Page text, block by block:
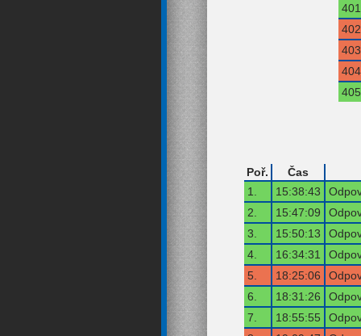
401
402
403
404
405
Poř.
Čas
1.
15:38:43
2.
15:47:09
3.
15:50:13
4.
16:34:31
5.
18:25:06
6.
18:31:26
7.
18:55:55